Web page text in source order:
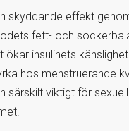
skyddande effekt
fett- och
insulinets
hos menstruerande
särskilt viktigt för